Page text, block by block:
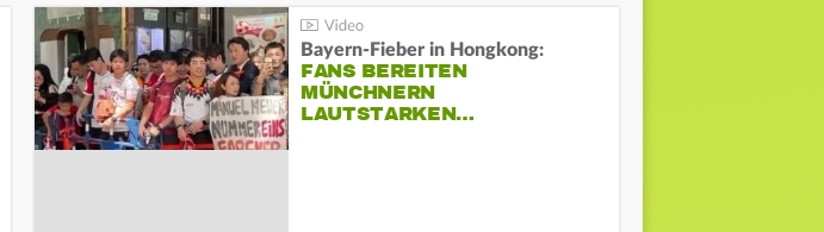
Bayern-Fieber in Hongkong:
FANS BEREITEN
MÜNCHNERN
LAUTSTARKEN…